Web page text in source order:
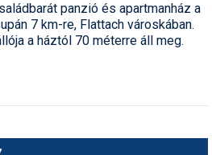
panzió és apartmanház a
7 km-re, Flattach városkában.
a háztól 70 méterre áll meg.